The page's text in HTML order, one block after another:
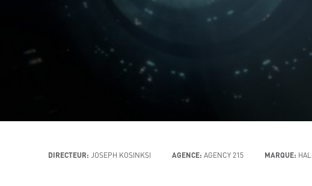
DIRECTEUR: JOSEPH KOSINKSI AGENCE: AGENCY 215 MARQUE: